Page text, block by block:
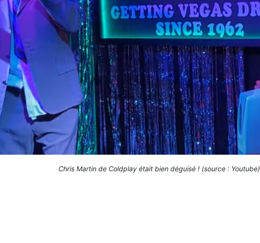
Chris Martin de Coldplay était bien déguisé ! (source : Youtube)